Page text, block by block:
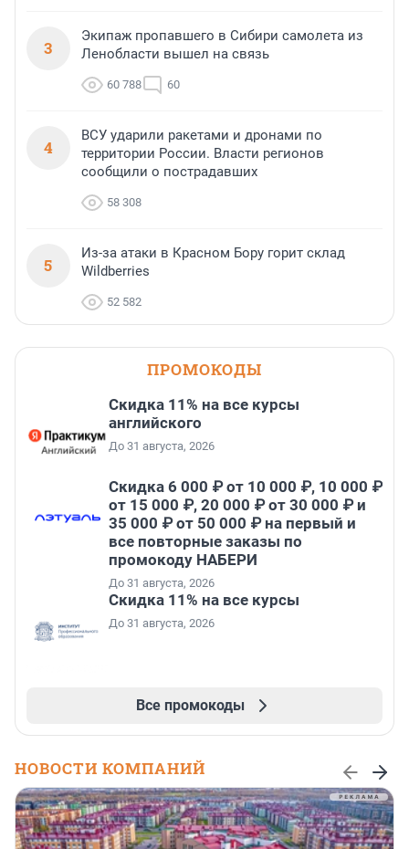
3
Экипаж пропавшего в Сибири самолета из
Ленобласти вышел на связь
60 788 60
4
ВСУ ударили ракетами и дронами по
территории России. Власти регионов
сообщили о пострадавших
58 308
5
Из-за атаки в Красном Бору горит склад
Wildberries
52 582
ПРОМОКОДЫ
Скидка 11% на все курсы
английского
До 31 августа, 2026
Скидка 6 000 ₽ от 10 000 ₽, 10 000 ₽
от 15 000 ₽, 20 000 ₽ от 30 000 ₽ и
35 000 ₽ от 50 000 ₽ на первый и
все повторные заказы по
промокоду НАБЕРИ
До 31 августа, 2026
Скидка 11% на все курсы
До 31 августа, 2026
Все промокоды
НОВОСТИ КОМПАНИЙ